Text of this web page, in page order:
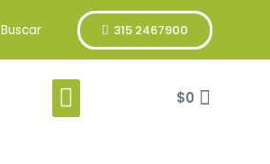
Buscar 315 2467900
Menu $0